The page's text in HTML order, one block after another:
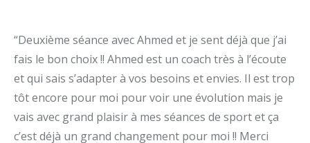
window
“Deuxième séance avec Ahmed et je sent déjà que j’ai
fais le bon choix !! Ahmed est un coach très à l’écoute
et qui sais s’adapter à vos besoins et envies. Il est trop
tôt encore pour moi pour voir une évolution mais je
vais avec grand plaisir à mes séances de sport et ça
c’est déjà un grand changement pour moi !! Merci